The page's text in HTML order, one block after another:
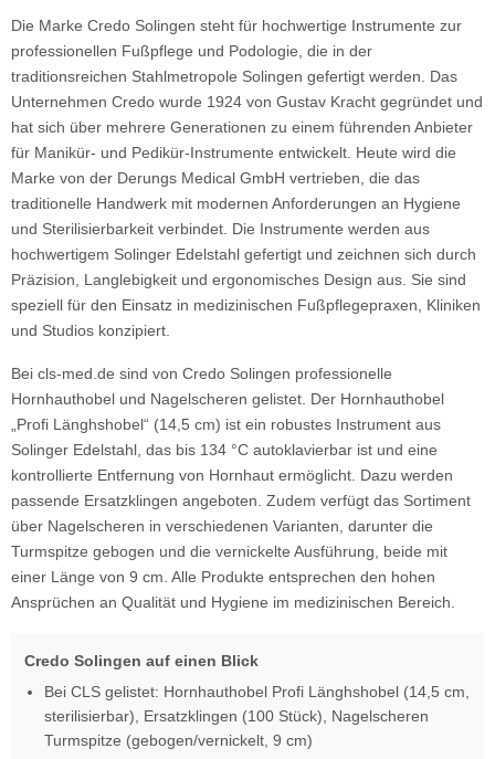
Die Marke Credo Solingen steht für hochwertige Instrumente zur
professionellen Fußpflege und Podologie, die in der
traditionsreichen Stahlmetropole Solingen gefertigt werden. Das
Unternehmen Credo wurde 1924 von Gustav Kracht gegründet und
hat sich über mehrere Generationen zu einem führenden Anbieter
für Manikür- und Pedikür-Instrumente entwickelt. Heute wird die
Marke von der Derungs Medical GmbH vertrieben, die das
traditionelle Handwerk mit modernen Anforderungen an Hygiene
und Sterilisierbarkeit verbindet. Die Instrumente werden aus
hochwertigem Solinger Edelstahl gefertigt und zeichnen sich durch
Präzision, Langlebigkeit und ergonomisches Design aus. Sie sind
speziell für den Einsatz in medizinischen Fußpflegepraxen, Kliniken
und Studios konzipiert.
Bei cls-med.de sind von Credo Solingen professionelle
Hornhauthobel und Nagelscheren gelistet. Der Hornhauthobel
„Profi Länghshobel“ (14,5 cm) ist ein robustes Instrument aus
Solinger Edelstahl, das bis 134 °C autoklavierbar ist und eine
kontrollierte Entfernung von Hornhaut ermöglicht. Dazu werden
passende Ersatzklingen angeboten. Zudem verfügt das Sortiment
über Nagelscheren in verschiedenen Varianten, darunter die
Turmspitze gebogen und die vernickelte Ausführung, beide mit
einer Länge von 9 cm. Alle Produkte entsprechen den hohen
Ansprüchen an Qualität und Hygiene im medizinischen Bereich.
Credo Solingen auf einen Blick
Bei CLS gelistet: Hornhauthobel Profi Länghshobel (14,5 cm,
sterilisierbar), Ersatzklingen (100 Stück), Nagelscheren
Turmspitze (gebogen/vernickelt, 9 cm)